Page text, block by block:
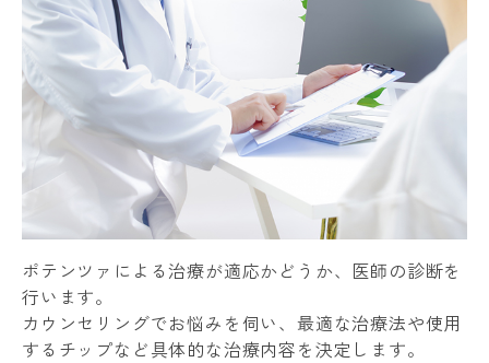
ポテンツァによる治療が適応かどうか、医師の診断を
行います。
カウンセリングでお悩みを伺い、最適な治療法や使用
するチップなど具体的な治療内容を決定します。